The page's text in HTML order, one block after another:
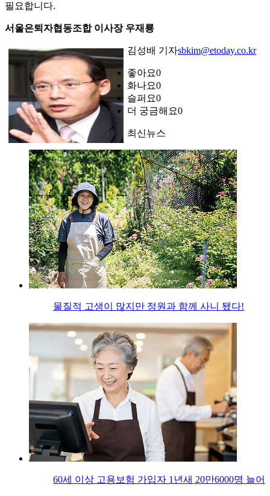
필요합니다.
서울은퇴자협동조합 이사장 우재룡
김성배 기자sbkim@etoday.co.kr
좋아요0
화나요0
슬퍼요0
더 궁금해요0
최신뉴스
물질적 고생이 많지만 정원과 함께 사니 됐다!
60세 이상 고용보험 가입자 1년새 20만6000명 늘어